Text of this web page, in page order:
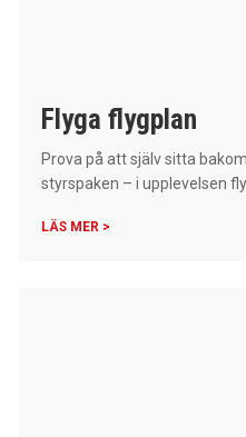
Flyga flygplan
Prova på att själv sitta
styrspaken – i upplevelsen
LÄS MER >